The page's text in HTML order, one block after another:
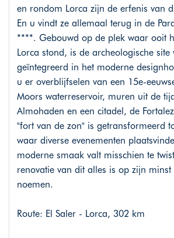
en rondom Lorca zijn de erfenis van
En u vindt ze allemaal terug in de
****. Gebouwd op de plek waar ooit
Lorca stond, is de archeologische site
geïntegreerd in het moderne
u er overblijfselen van een 15e-
Moors waterreservoir, muren uit de
Almohaden en een citadel, de
"fort van de zon" is getransformeerd
waar diverse evenementen
moderne smaak valt misschien te
renovatie van dit alles is op zijn minst
noemen.
Route: El Saler - Lorca, 302 km